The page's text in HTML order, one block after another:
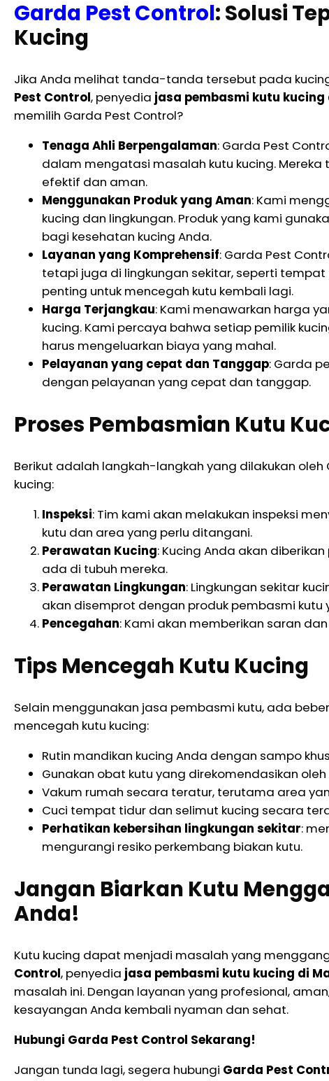
Garda Pest Control: Solusi
Kucing
Jika Anda melihat tanda-tanda tersebut pada
Pest Control, penyedia jasa pembasmi kutu
memilih Garda Pest Control?
Tenaga Ahli Berpengalaman: Garda Pest
dalam mengatasi masalah kutu kucing.
efektif dan aman.
Menggunakan Produk yang Aman: Kami
kucing dan lingkungan. Produk yang kami
bagi kesehatan kucing Anda.
Layanan yang Komprehensif: Garda Pest
tetapi juga di lingkungan sekitar, seperti
penting untuk mencegah kutu kembali lagi.
Harga Terjangkau: Kami menawarkan harga
kucing. Kami percaya bahwa setiap pemilik
harus mengeluarkan biaya yang mahal.
Pelayanan yang cepat dan Tanggap: Garda
dengan pelayanan yang cepat dan tanggap.
Proses Pembasmian Kutu
Berikut adalah langkah-langkah yang dilakukan
kucing:
Inspeksi: Tim kami akan melakukan inspeksi
kutu dan area yang perlu ditangani.
Perawatan Kucing: Kucing Anda akan
ada di tubuh mereka.
Perawatan Lingkungan: Lingkungan sekitar
akan disemprot dengan produk pembasmi kutu
Pencegahan: Kami akan memberikan saran
Tips Mencegah Kutu Kucing
Selain menggunakan jasa pembasmi kutu, ada
mencegah kutu kucing:
Rutin mandikan kucing Anda dengan sampo
Gunakan obat kutu yang direkomendasikan
Vakum rumah secara teratur, terutama area
Cuci tempat tidur dan selimut kucing secara
Perhatikan kebersihan lingkungan sekitar:
mengurangi resiko perkembang biakan kutu.
Jangan Biarkan Kutu
Anda!
Kutu kucing dapat menjadi masalah yang
Control, penyedia jasa pembasmi kutu kucing di
masalah ini. Dengan layanan yang profesional,
kesayangan Anda kembali nyaman dan sehat.
Hubungi Garda Pest Control Sekarang!
Jangan tunda lagi, segera hubungi Garda Pest